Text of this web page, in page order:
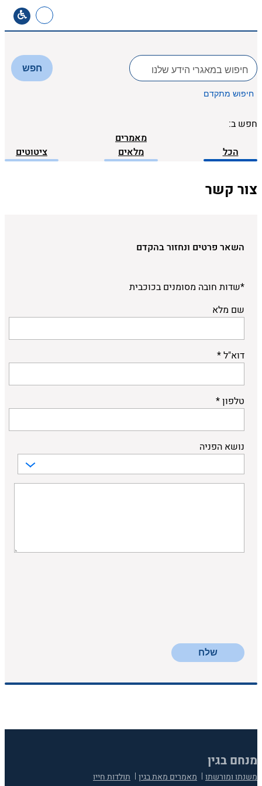
לחפש
ב:
חפש
חיפוש מתקדם
חפש ב:
הכל
מאמרים
מלאים
ציטוטים
צור קשר
השאר פרטים ונחזור בהקדם
*שדות חובה מסומנים בכוכבית
שם מלא
דוא"ל *
טלפון *
נושא הפניה
שלח
מנחם בגין
משנתו ומורשתו מאמרים מאת בגין תולדות חייו